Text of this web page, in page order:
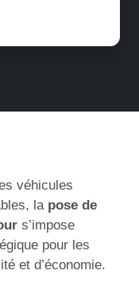
véhicules
la pose de
s’impose
pour les
et d’économie.